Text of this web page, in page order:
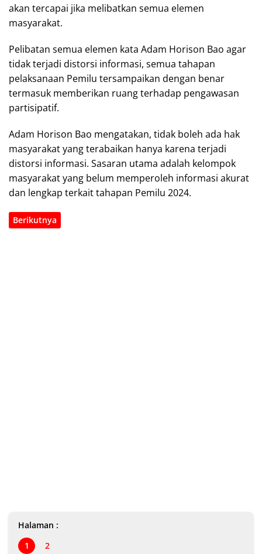
akan tercapai jika melibatkan semua elemen
masyarakat.
Pelibatan semua elemen kata Adam Horison Bao agar
tidak terjadi distorsi informasi, semua tahapan
pelaksanaan Pemilu tersampaikan dengan benar
termasuk memberikan ruang terhadap pengawasan
partisipatif.
Adam Horison Bao mengatakan, tidak boleh ada hak
masyarakat yang terabaikan hanya karena terjadi
distorsi informasi. Sasaran utama adalah kelompok
masyarakat yang belum memperoleh informasi akurat
dan lengkap terkait tahapan Pemilu 2024.
Berikutnya
Halaman :
1
2